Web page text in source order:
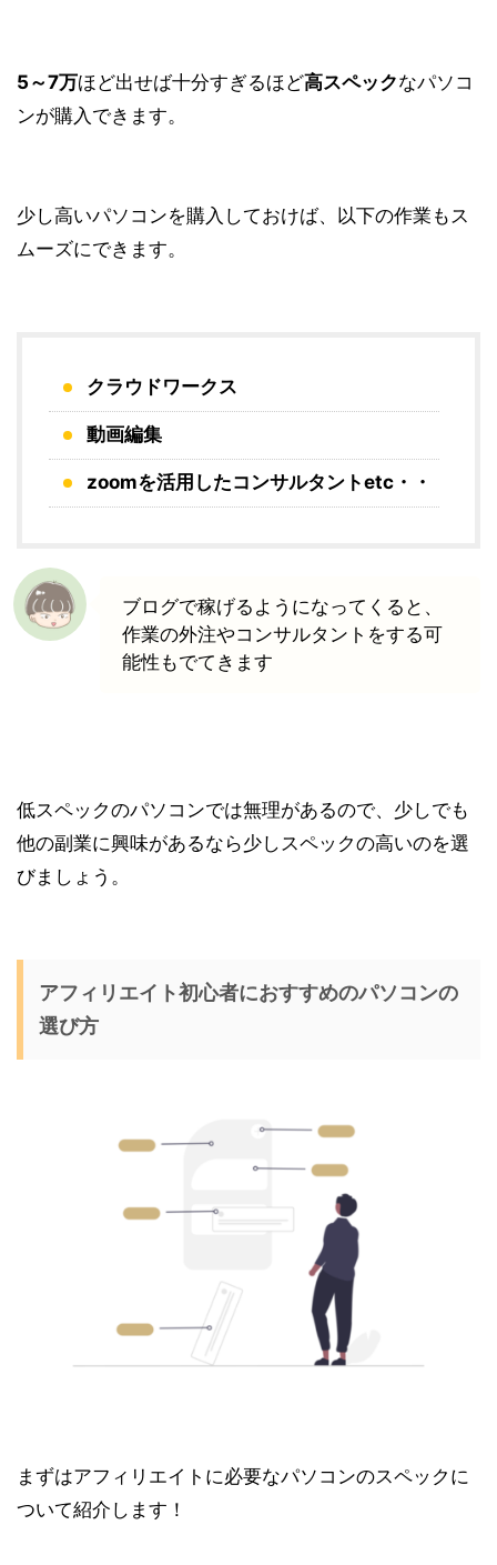
5～7万ほど出せば十分すぎるほど高スペックなパソコ
ンが購入できます。
少し高いパソコンを購入しておけば、以下の作業もス
ムーズにできます。
クラウドワークス
動画編集
zoomを活用したコンサルタントetc・・
ブログで稼げるようになってくると、
作業の外注やコンサルタントをする可
能性もでてきます
低スペックのパソコンでは無理があるので、少しでも
他の副業に興味があるなら少しスペックの高いのを選
びましょう。
アフィリエイト初心者におすすめのパソコンの
選び方
まずはアフィリエイトに必要なパソコンのスペックに
ついて紹介します！